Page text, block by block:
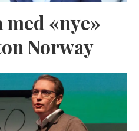
«nye»
Norway